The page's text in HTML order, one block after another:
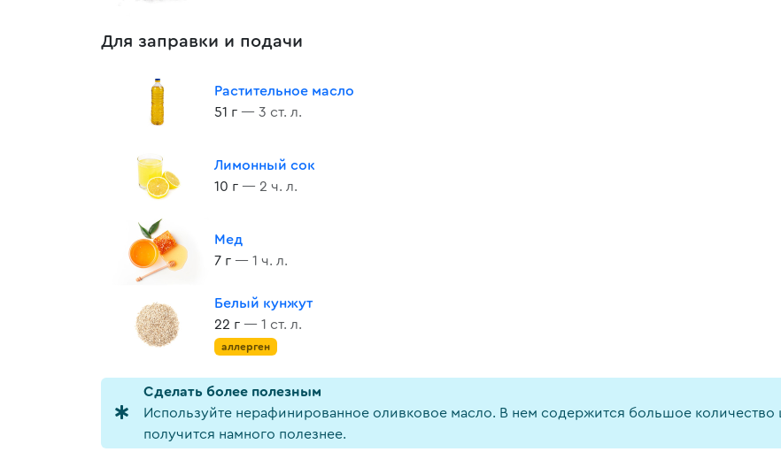
Для заправки и подачи
Растительное масло
51 г — 3 ст. л.
Лимонный сок
10 г — 2 ч. л.
Мед
7 г — 1 ч. л.
Белый кунжут
22 г — 1 ст. л.
аллерген
Cделать более полезным
Используйте нерафинированное оливковое масло. В нем содержится большое количество
получится намного полезнее.